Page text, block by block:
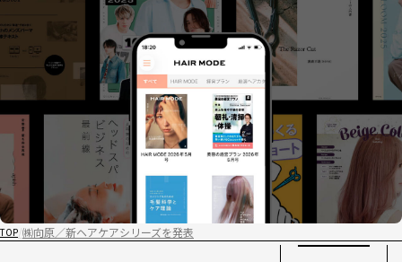
TOP ㈱向原／新ヘアケアシリーズを発表